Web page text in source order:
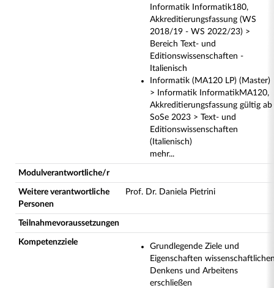
Informatik Informatik180,
Akkreditierungsfassung (WS
2018/19 - WS 2022/23) >
Bereich Text- und
Editionswissenschaften -
Italienisch
Informatik (MA120 LP) (Master)
> Informatik InformatikMA120,
Akkreditierungsfassung gültig ab
SoSe 2023 > Text- und
Editionswissenschaften
(Italienisch)
mehr...
Modulverantwortliche/r
Weitere verantwortliche
Personen
Prof. Dr. Daniela Pietrini
Teilnahmevoraussetzungen
Kompetenzziele
Grundlegende Ziele und
Eigenschaften
Denkens und Arbeitens
erschließen